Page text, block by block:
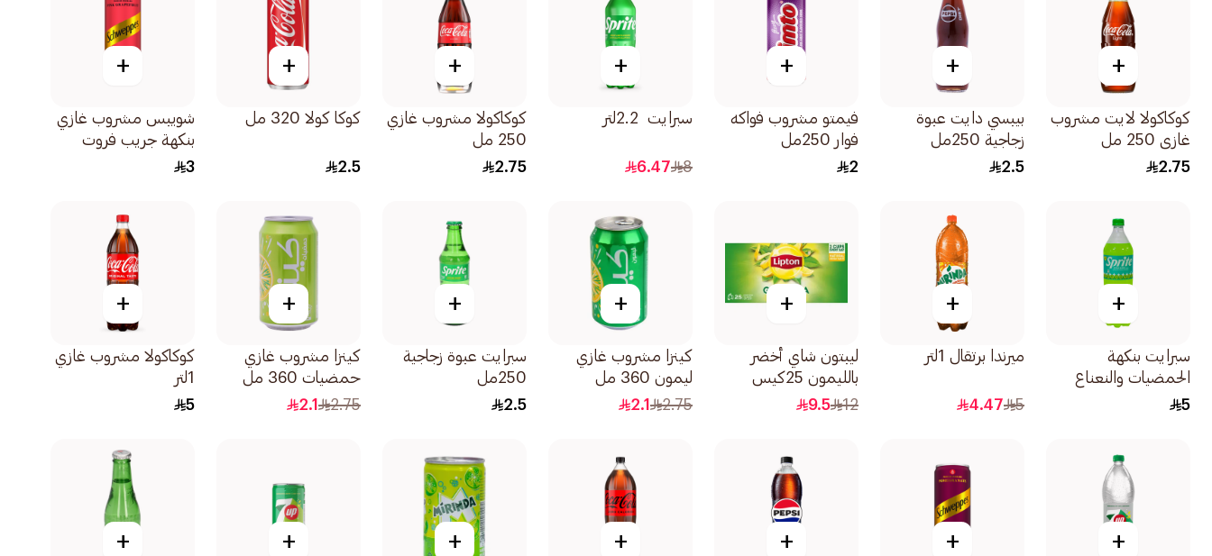
+
كوكاكولا لايت مشروب
غازي 250 مل
2.75
+
بيبسي دايت عبوة
زجاجية 250مل
2.5
+
فيمتو مشروب فواكه
فوار 250مل
2
+
سبرايت 2.2لتر
8
6.47
+
كوكاكولا مشروب غازي
250 مل
2.75
+
كوكا كولا 320 مل
2.5
+
شويبس مشروب غازي
بنكهة جريب فروت
الوردي 250مل
3
+
سبرايت بنكهة
الحمضيات والنعناع
عبوة 1لتر
5
+
ميرندا برتقال 1لتر
5
4.47
+
ليبتون شاي أخضر
بالليمون 25كيس
12
9.5
+
كينزا مشروب غازي
ليمون 360 مل
2.75
2.1
+
سبرايت عبوة زجاجية
250مل
2.5
+
كينزا مشروب غازي
حمضيات 360 مل
2.75
2.1
+
كوكاكولا مشروب غازي
1لتر
5
+
+
+
+
+
+
+